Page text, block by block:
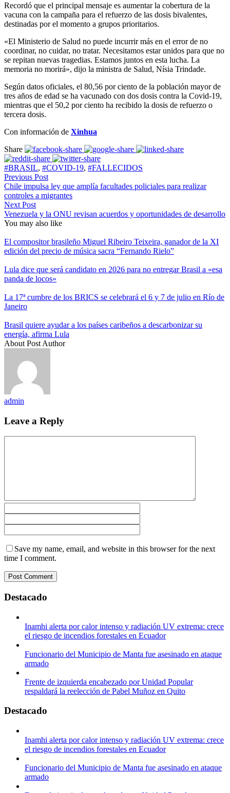
Recordó que el principal mensaje es aumentar la cobertura de la
vacuna con la campaña para el refuerzo de las dosis bivalentes,
destinadas por el momento a grupos prioritarios.
«El Ministerio de Salud no puede incurrir más en el error de no
coordinar, no cuidar, no tratar. Necesitamos estar unidos para que no
se repitan nuevas tragedias. Estamos juntos en esta lucha. La
memoria no morirá», dijo la ministra de Salud, Nísia Trindade.
Según datos oficiales, el 80,56 por ciento de la población mayor de
tres años de edad se ha vacunado con dos dosis contra la Covid-19,
mientras que el 50,2 por ciento ha recibido la dosis de refuerzo o
tercera dosis.
Con información de Xinhua
Share
#BRASIL, #COVID-19, #FALLECIDOS
Previous Post
Chile impulsa ley que amplía facultades policiales para realizar
controles a migrantes
Next Post
Venezuela y la ONU revisan acuerdos y oportunidades de desarrollo
You may also like
El compositor brasileño Miguel Ribeiro Teixeira, ganador de la XI
edición del precio de música sacra “Fernando Rielo”
Lula dice que será candidato en 2026 para no entregar Brasil a «esa
panda de locos»
La 17ª cumbre de los BRICS se celebrará el 6 y 7 de julio en Río de
Janeiro
Brasil quiere ayudar a los países caribeños a descarbonizar su
energía, afirma Lula
About Post Author
admin
Leave a Reply
Save my name, email, and website in this browser for the next
time I comment.
Destacado
Inamhi alerta por calor intenso y radiación UV extrema: crece
el riesgo de incendios forestales en Ecuador
Funcionario del Municipio de Manta fue asesinado en ataque
armado
Frente de izquierda encabezado por Unidad Popular
respaldará la reelección de Pabel Muñoz en Quito
Destacado
Inamhi alerta por calor intenso y radiación UV extrema: crece
el riesgo de incendios forestales en Ecuador
Funcionario del Municipio de Manta fue asesinado en ataque
armado